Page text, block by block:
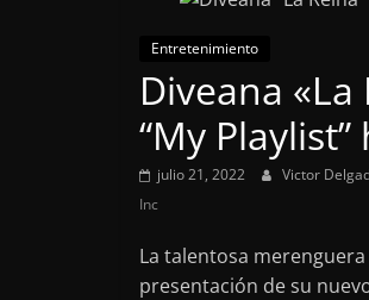
Entretenimiento
Diveana
“My
julio 21, 2022 Victor
Inc
La talentosa
presentación de su